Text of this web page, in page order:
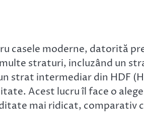
casele moderne, datorită
straturi, incluzând un
strat intermediar din HDF
Acest lucru îl face o
mai ridicat, comparativ